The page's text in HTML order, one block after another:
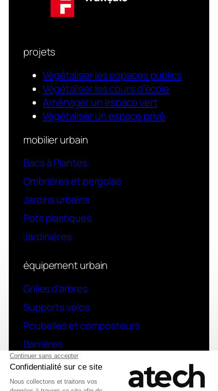
projets
Végétaliser les espaces publics
Végétaliser les cours d’école
Aménager un espace vert
Végétaliser un espace privé
mobilier urbain
Bacs à Plantes
Ombrières et pergolas
Jardins urbains
Pots plastiques
Jardinières
équipement urbain
Grilles d’arbres
Supports vélos
Poubelles et composteurs
Barrières
contact